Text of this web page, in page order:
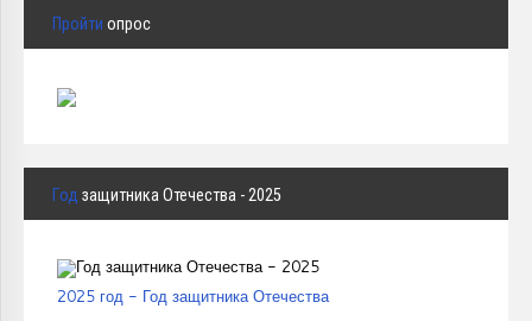
Пройти опрос
Год защитника Отечества - 2025
2025 год - Год защитника Отечества